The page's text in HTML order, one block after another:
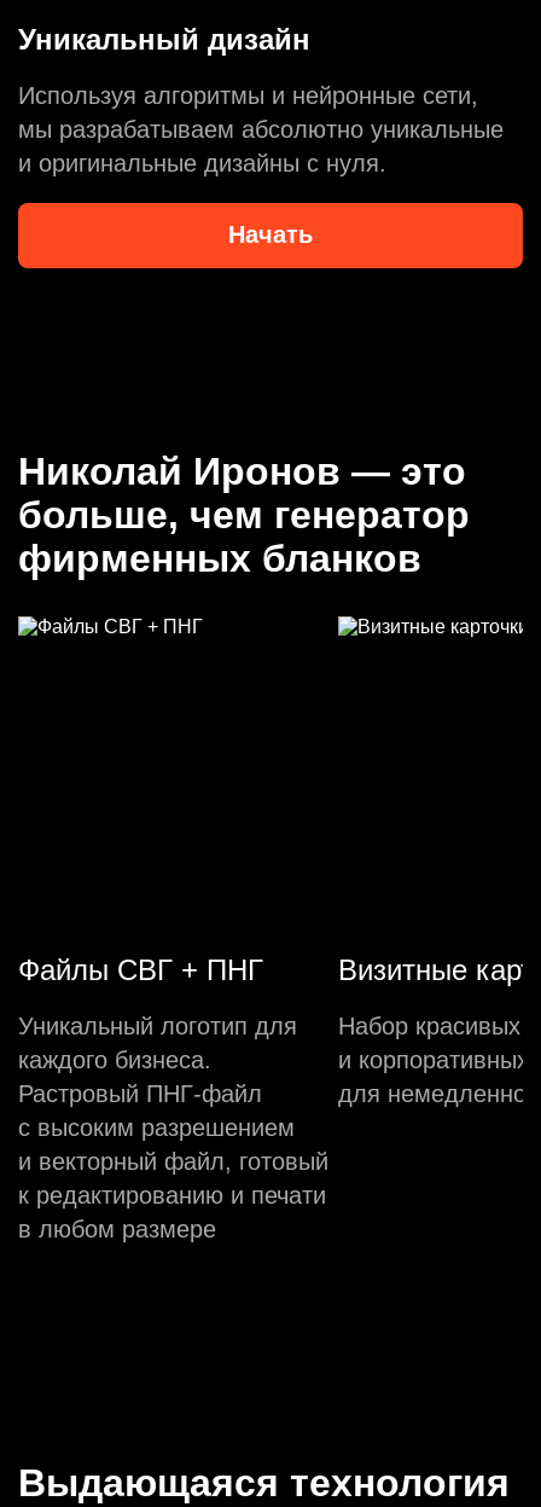
Уникальный дизайн
Используя алгоритмы и нейронные сети,
мы разрабатываем абсолютно уникальные
и оригинальные дизайны с нуля.
Начать
Николай Иронов — это
больше, чем генератор
фирменных бланков
Файлы СВГ + ПНГ
Уникальный логотип для
каждого бизнеса.
Растровый ПНГ-файл
с высоким разрешением
и векторный файл, готовый
к редактированию и печати
в любом размере
Визитные
Набор красивых
и корпоративных
для немедленной
Выдающаяся технология